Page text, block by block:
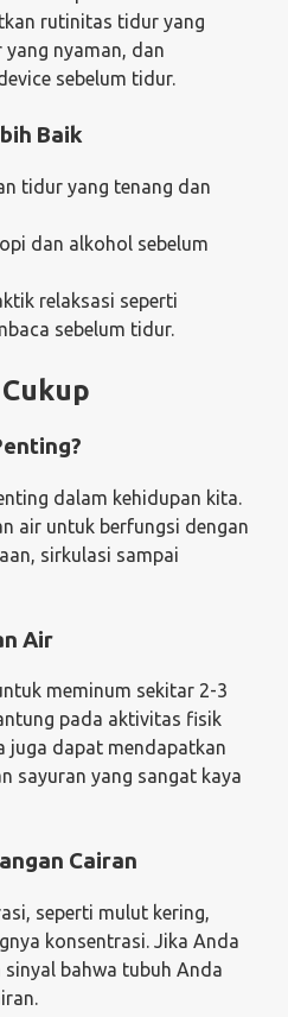
rutinitas tidur yang
nyaman, dan
sebelum tidur.
Baik
tidur yang tenang dan
dan alkohol sebelum
relaksasi seperti
sebelum tidur.
dalam kehidupan kita.
air untuk berfungsi dengan
sirkulasi sampai
Air
meminum sekitar 2-3
pada aktivitas fisik
juga dapat mendapatkan
sayuran yang sangat kaya
Cairan
seperti mulut kering,
konsentrasi. Jika Anda
bahwa tubuh Anda